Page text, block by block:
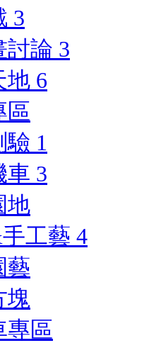
3
討論 3
地 6
區
驗 1
車 3
地
工藝 4
藝
塊
專區